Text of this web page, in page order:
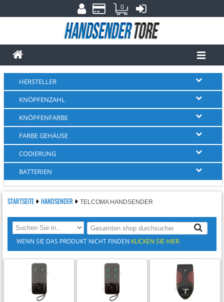
0
HERSTELLER
KNÖPFENZAHL
KNÖPFENFARBE
FARBE GEHÄUSE
CODIERUNG
BATTERIEN
STARTSEITE HANDSENDER TELCOMA HANDSENDER
WENN SIE DAS PRODUKT NICHT FINDEN KLICKEN SIE HIER.